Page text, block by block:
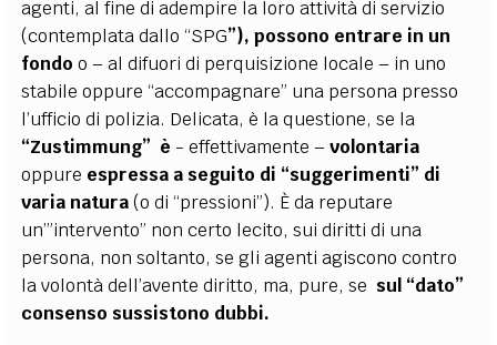
agenti, al fine di adempire la loro attività di servizio
(contemplata dallo “SPG”), possono entrare in un
fondo o – al difuori di perquisizione locale – in uno
stabile oppure “accompagnare” una persona presso
l’ufficio di polizia. Delicata, è la questione, se la
“Zustimmung” è - effettivamente –volontaria
oppure espressa a seguito di “suggerimenti” di
varia natura(o di “pressioni”). È da reputare
un’”intervento” non certo lecito, sui diritti di una
persona, non soltanto, se gli agenti agiscono contro
la volontà dell’avente diritto, ma, pure, se sul “dato”
consenso sussistono dubbi.